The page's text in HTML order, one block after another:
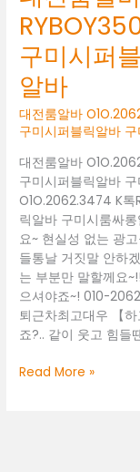
구미시퍼
알바
대전룸알바
구미시퍼블릭알바
대전룸알바
구미시퍼블릭알바
O1O.2062.3474 K톡
릭알바 구미시룸싸
요~ 현실성 없는 광
들통날 거짓말 안하
는 부분만 말할께요
으셔야죠~! 010-
퇴근차최고대우 【
죠?.. 같이 웃고 힘들
대
Read More »